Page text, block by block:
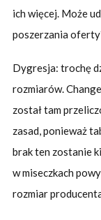
ich więcej. Może
poszerzania
Dygresja: trochę
rozmiarów.
został tam
zasad, ponieważ
brak ten zostanie
w miseczkach
rozmiar